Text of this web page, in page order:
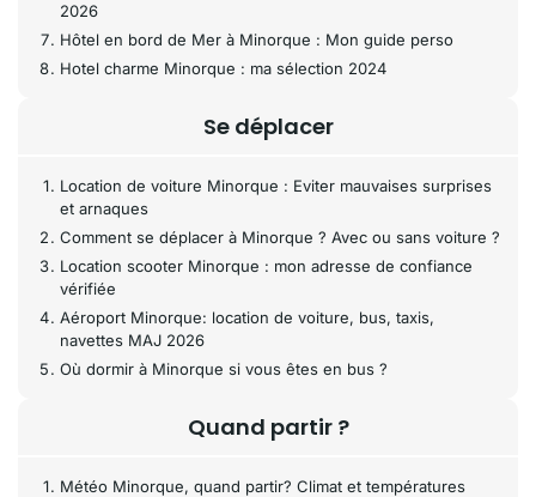
2026
Hôtel en bord de Mer à Minorque : Mon guide perso
Hotel charme Minorque : ma sélection 2024
Se déplacer
Location de voiture Minorque : Eviter mauvaises surprises
et arnaques
Comment se déplacer à Minorque ? Avec ou sans voiture ?
Location scooter Minorque : mon adresse de confiance
vérifiée
Aéroport Minorque: location de voiture, bus, taxis,
navettes MAJ 2026
Où dormir à Minorque si vous êtes en bus ?
Quand partir ?
Météo Minorque, quand partir? Climat et températures